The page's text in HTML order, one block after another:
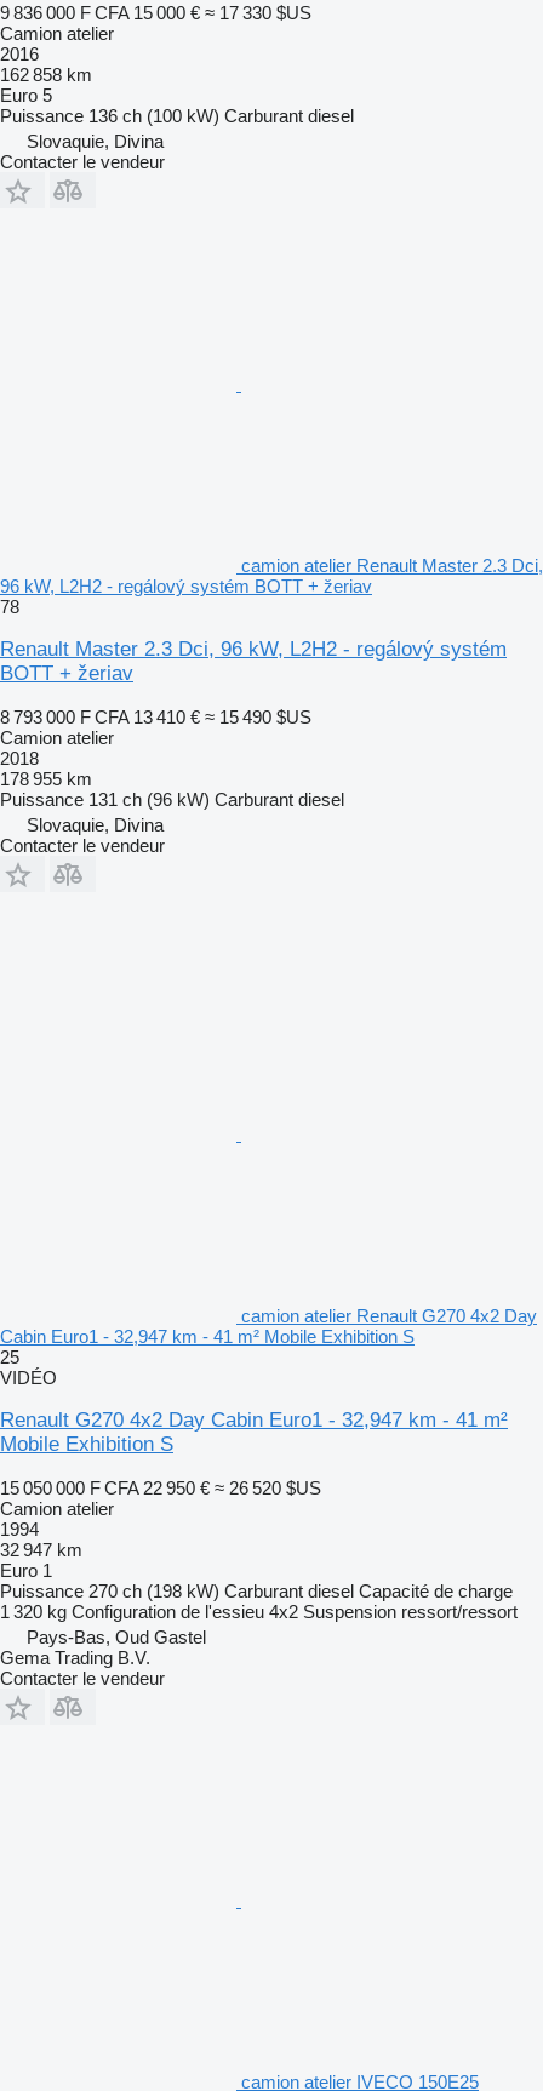
9 836 000 F CFA 15 000 € ≈ 17 330 $US
Camion atelier
2016
162 858 km
Euro 5
Puissance 136 ch (100 kW) Carburant diesel
Slovaquie, Divina
Contacter le vendeur
camion atelier Renault Master 2.3 Dci,
96 kW, L2H2 - regálový systém BOTT + žeriav
78
Renault Master 2.3 Dci, 96 kW, L2H2 - regálový systém
BOTT + žeriav
8 793 000 F CFA 13 410 € ≈ 15 490 $US
Camion atelier
2018
178 955 km
Puissance 131 ch (96 kW) Carburant diesel
Slovaquie, Divina
Contacter le vendeur
camion atelier Renault G270 4x2 Day
Cabin Euro1 - 32,947 km - 41 m² Mobile Exhibition S
25
VIDÉO
Renault G270 4x2 Day Cabin Euro1 - 32,947 km - 41 m²
Mobile Exhibition S
15 050 000 F CFA 22 950 € ≈ 26 520 $US
Camion atelier
1994
32 947 km
Euro 1
Puissance 270 ch (198 kW) Carburant diesel Capacité de charge
1 320 kg Configuration de l'essieu 4x2 Suspension ressort/ressort
Pays-Bas, Oud Gastel
Gema Trading B.V.
Contacter le vendeur
camion atelier IVECO 150E25